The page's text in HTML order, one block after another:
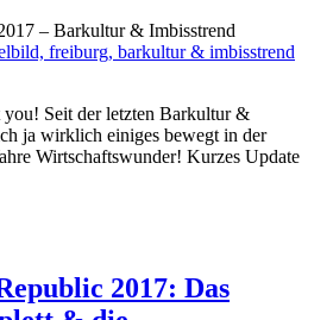
– Barkultur & Imbisstrend
you! Seit der letzten Barkultur &
ja wirklich einiges bewegt in der
Wirtschaftswunder! Kurzes Update
2017: Das